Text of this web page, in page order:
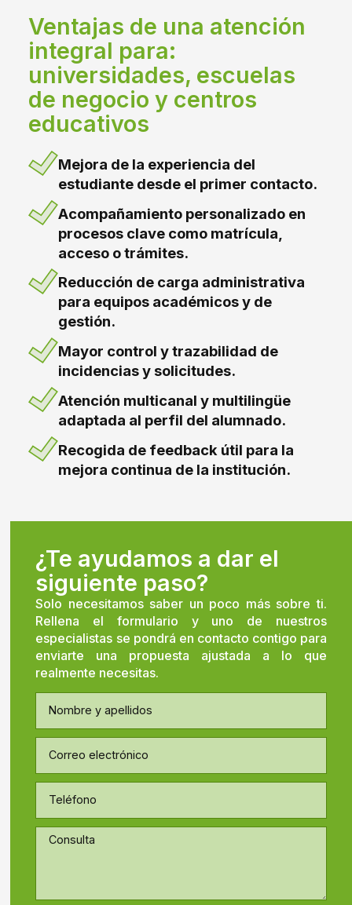
Ventajas de una atención
integral para:
universidades, escuelas
de negocio y centros
educativos
Mejora de la experiencia del
estudiante desde el primer contacto.
Acompañamiento personalizado en
procesos clave como matrícula,
acceso o trámites.
Reducción de carga administrativa
para equipos académicos y de
gestión.
Mayor control y trazabilidad de
incidencias y solicitudes.
Atención multicanal y multilingüe
adaptada al perfil del alumnado.
Recogida de feedback útil para la
mejora continua de la institución.
¿Te ayudamos a dar el
siguiente paso?
Solo necesitamos saber un poco más sobre ti.
Rellena el formulario y uno de nuestros
especialistas se pondrá en contacto contigo para
enviarte una propuesta ajustada a lo que
realmente necesitas.